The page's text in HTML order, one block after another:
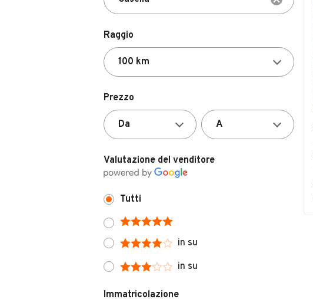
Raggio
Prezzo
Valutazione del venditore
Tutti
in su
in su
Immatricolazione